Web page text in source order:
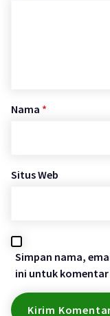
Nama *
Situs Web
Simpan nama,
ini untuk